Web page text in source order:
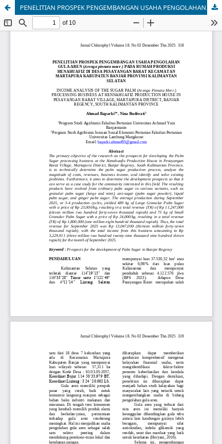
PENELITIAN PROSPEK PENGEMBANGAN USAHA PENGOLAHAN GULA AREN (Arenga pinnata merr.) PADA RUMAH PRODUKSI HENAHUAFIZ DI DESA PESAYANGAN BARAT KECAMATAN MARTAPURA KABUPATEN BANJAR PROVINSI KALIMANTAN SELATAN